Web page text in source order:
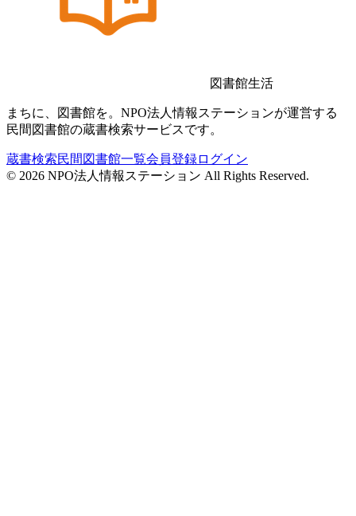
図書館生活
まちに、図書館を。NPO法人情報ステーションが運営する
民間図書館の蔵書検索サービスです。
蔵書検索民間図書館一覧会員登録ログイン
© 2026 NPO法人情報ステーション All Rights Reserved.